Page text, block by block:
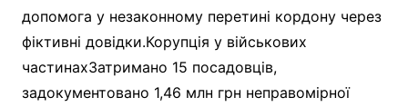
допомога у незаконному перетині кордону через
фіктивні довідки.Корупція у військових
частинахЗатримано 15 посадовців,
задокументовано 1,46 млн грн неправомірної